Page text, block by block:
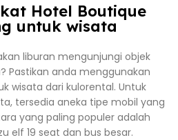
Hotel Boutique
untuk wisata
liburan mengunjungi objek
Pastikan anda menggunakan
wisata dari kulorental. Untuk
tersedia aneka tipe mobil yang
yang paling populer adalah
elf 19 seat dan bus besar.